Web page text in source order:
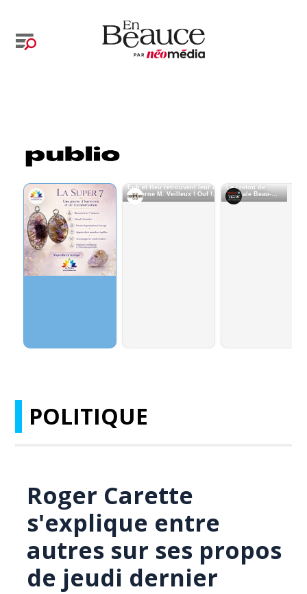
POLITIQUE
Roger Carette
s'explique entre
autres sur ses propos
de jeudi dernier